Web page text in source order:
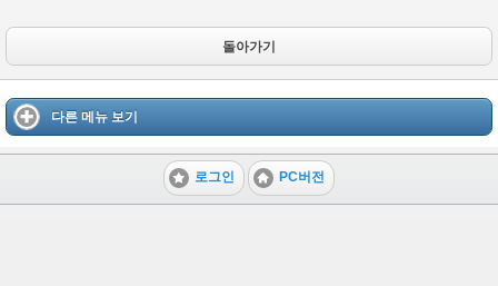
돌아가기
다른 메뉴 보기
로그인 PC버전